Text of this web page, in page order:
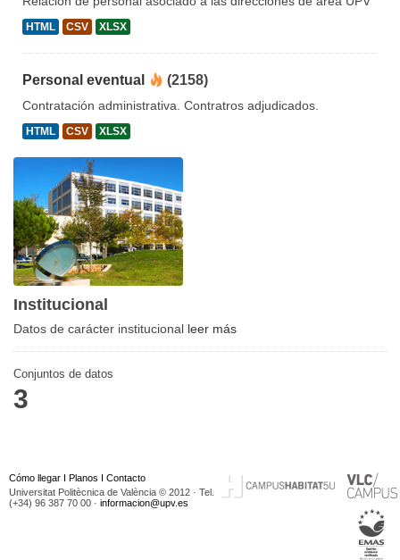
HTML CSV XLSX
Personal eventual (2158)
Contratación administrativa. Contratros adjudicados.
HTML CSV XLSX
Institucional
Datos de carácter institucional leer más
Conjuntos de datos
3
Cómo llegar I Planos I Contacto
Universitat Politècnica de València © 2012 · Tel.
(+34) 96 387 70 00 · informacion@upv.es